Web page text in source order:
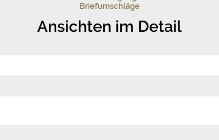
Briefumschläge
Ansichten im Detail